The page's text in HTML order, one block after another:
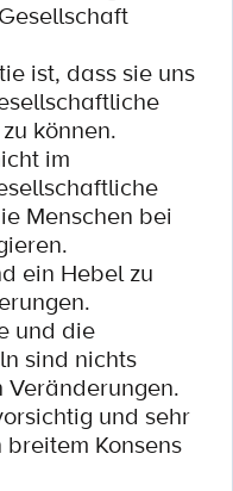
ist, dass sie uns
können.
im
Menschen bei
ein Hebel zu
und die
sind nichts
Veränderungen.
und sehr
Konsens